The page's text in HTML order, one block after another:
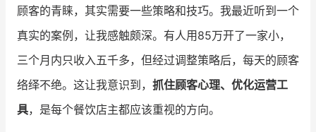
新零售资讯
培训课程
顾客的青睐，其实需要一些策略和技巧。我最近听到一个
真实的案例，让我感触颇深。有人用85万开了一家小，
三个月内只收入五千多，但经过调整策略后，每天的顾客
络绎不绝。这让我意识到， 抓住顾客心理、优化运营工
具，是每个餐饮店主都应该重视的方向。